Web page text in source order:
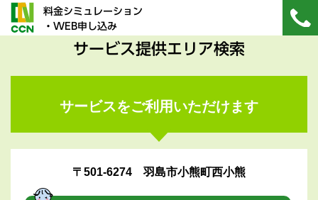
料金シミュレーション
・WEB申し込み
サービス提供エリア検索
サービスをご利用いただけます
〒501-6274 羽島市小熊町西小熊